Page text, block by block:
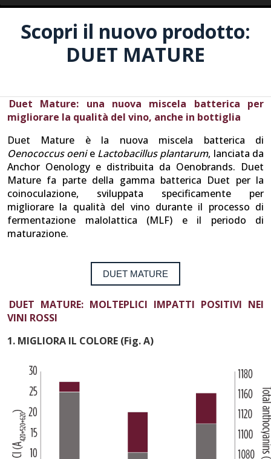
Scopri il nuovo prodotto:
DUET MATURE
Duet Mature: una nuova miscela batterica per
migliorare la qualità del vino, anche in bottiglia
Duet Mature è la nuova miscela batterica di
Oenococcus oenie Lactobacillus plantarum, lanciata da
Anchor Oenology e distribuita da Oenobrands. Duet
Mature fa parte della gamma batterica Duet per la
coinoculazione, sviluppata specificamente per
migliorare la qualità del vino durante il processo di
fermentazione malolattica (MLF) e il periodo di
maturazione.
DUET MATURE
DUET MATURE: MOLTEPLICI IMPATTI POSITIVI NEI
VINI ROSSI
1. MIGLIORA IL COLORE (Fig. A)